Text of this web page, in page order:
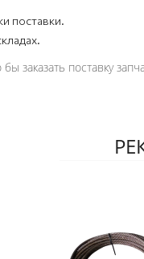
поставки.
заказать поставку